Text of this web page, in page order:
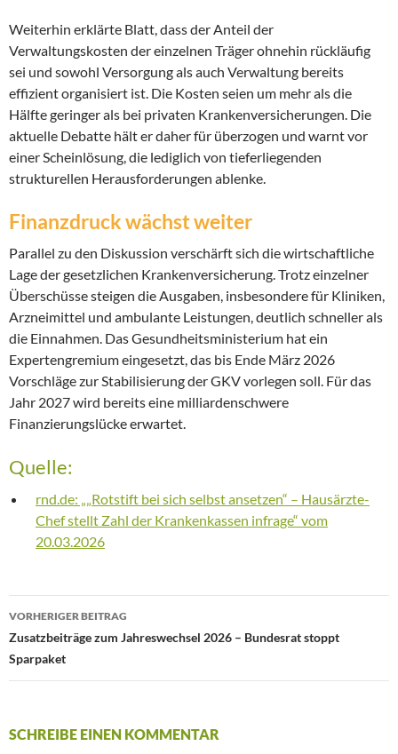
Weiterhin erklärte Blatt, dass der Anteil der
Verwaltungskosten der einzelnen Träger ohnehin rückläufig
sei und sowohl Versorgung als auch Verwaltung bereits
effizient organisiert ist. Die Kosten seien um mehr als die
Hälfte geringer als bei privaten Krankenversicherungen. Die
aktuelle Debatte hält er daher für überzogen und warnt vor
einer Scheinlösung, die lediglich von tieferliegenden
strukturellen Herausforderungen ablenke.
Finanzdruck wächst weiter
Parallel zu den Diskussion verschärft sich die wirtschaftliche
Lage der gesetzlichen Krankenversicherung. Trotz einzelner
Überschüsse steigen die Ausgaben, insbesondere für Kliniken,
Arzneimittel und ambulante Leistungen, deutlich schneller als
die Einnahmen. Das Gesundheitsministerium hat ein
Expertengremium eingesetzt, das bis Ende März 2026
Vorschläge zur Stabilisierung der GKV vorlegen soll. Für das
Jahr 2027 wird bereits eine milliardenschwere
Finanzierungslücke erwartet.
Quelle:
rnd.de: „„Rotstift bei sich selbst ansetzen“ – Hausärzte-
Chef stellt Zahl der Krankenkassen infrage“ vom
20.03.2026
Beitrags-
Navigation
VORHERIGER BEITRAG
Zusatzbeiträge zum Jahreswechsel 2026 – Bundesrat stoppt
Sparpaket
SCHREIBE EINEN KOMMENTAR